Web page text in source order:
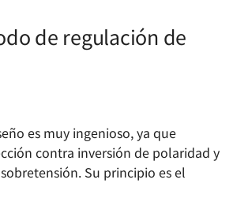
de regulación de
es muy ingenioso, ya que
contra inversión de polaridad y
Su principio es el